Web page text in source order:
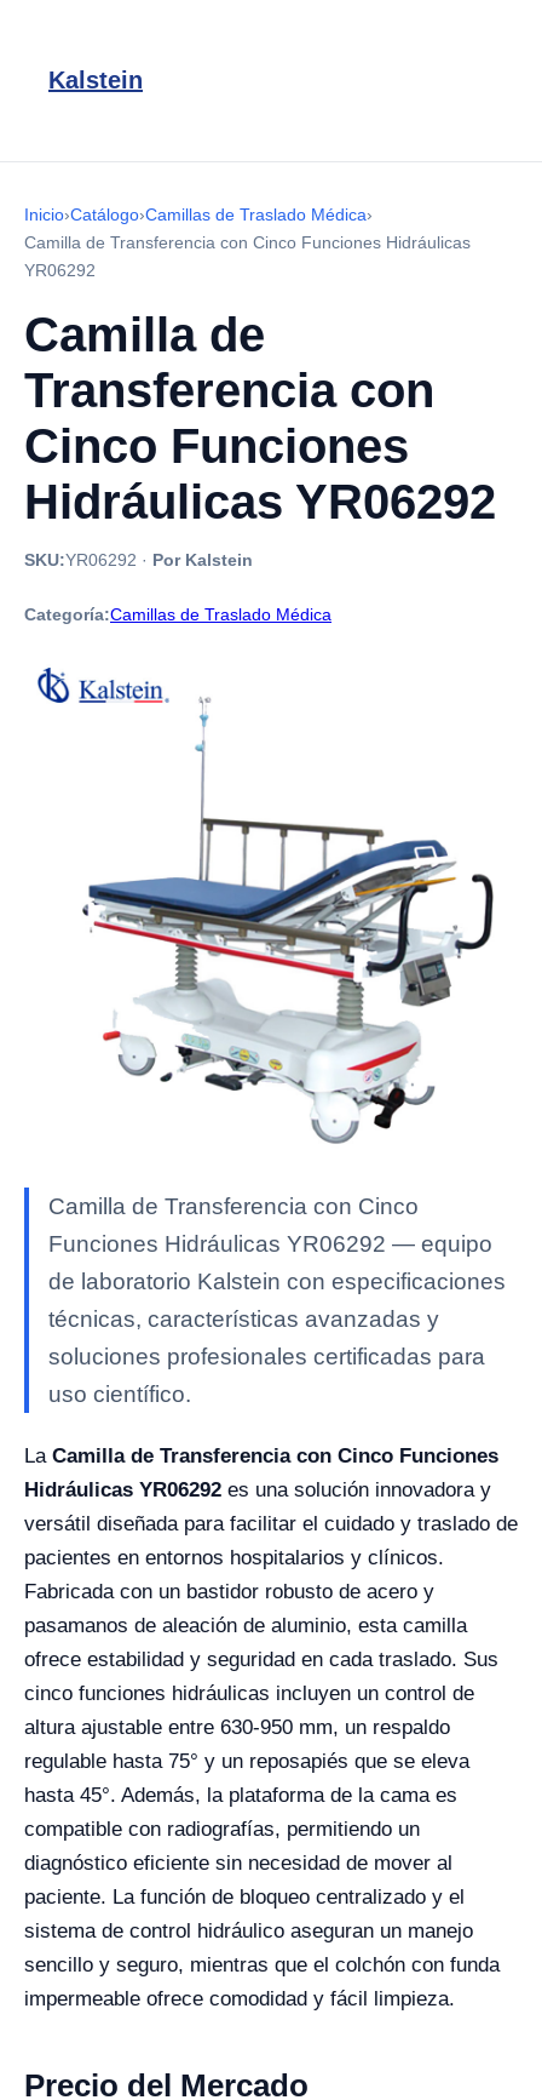
Kalstein
Inicio›Catálogo›Camillas de Traslado Médica›
Camilla de Transferencia con Cinco Funciones Hidráulicas
YR06292
Camilla de
Transferencia con
Cinco Funciones
Hidráulicas YR06292
SKU:YR06292 · Por Kalstein
Categoría:Camillas de Traslado Médica
Camilla de Transferencia con Cinco
Funciones Hidráulicas YR06292 — equipo
de laboratorio Kalstein con especificaciones
técnicas, características avanzadas y
soluciones profesionales certificadas para
uso científico.
La Camilla de Transferencia con Cinco Funciones
Hidráulicas YR06292 es una solución innovadora y
versátil diseñada para facilitar el cuidado y traslado de
pacientes en entornos hospitalarios y clínicos.
Fabricada con un bastidor robusto de acero y
pasamanos de aleación de aluminio, esta camilla
ofrece estabilidad y seguridad en cada traslado. Sus
cinco funciones hidráulicas incluyen un control de
altura ajustable entre 630-950 mm, un respaldo
regulable hasta 75° y un reposapiés que se eleva
hasta 45°. Además, la plataforma de la cama es
compatible con radiografías, permitiendo un
diagnóstico eficiente sin necesidad de mover al
paciente. La función de bloqueo centralizado y el
sistema de control hidráulico aseguran un manejo
sencillo y seguro, mientras que el colchón con funda
impermeable ofrece comodidad y fácil limpieza.
Precio del Mercado